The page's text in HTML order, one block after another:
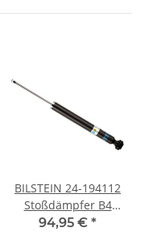
BILSTEIN 24-194112
Stoßdämpfer B4
Mercedes CLS C218 + E-
94,95 € *